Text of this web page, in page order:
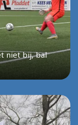
niet bij, bal